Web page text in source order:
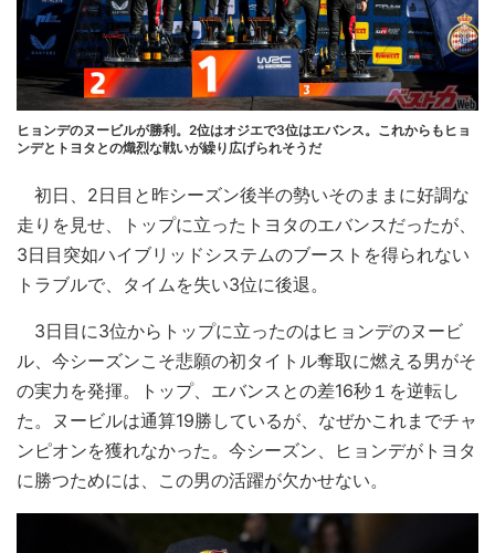
ヒョンデのヌービルが勝利。2位はオジエで3位はエバンス。これからもヒョ
ンデとトヨタとの熾烈な戦いが繰り広げられそうだ
初日、2日目と昨シーズン後半の勢いそのままに好調な
走りを見せ、トップに立ったトヨタのエバンスだったが、
3日目突如ハイブリッドシステムのブーストを得られない
トラブルで、タイムを失い3位に後退。
3日目に3位からトップに立ったのはヒョンデのヌービ
ル、今シーズンこそ悲願の初タイトル奪取に燃える男がそ
の実力を発揮。トップ、エバンスとの差16秒１を逆転し
た。ヌービルは通算19勝しているが、なぜかこれまでチャ
ンピオンを獲れなかった。今シーズン、ヒョンデがトヨタ
に勝つためには、この男の活躍が欠かせない。